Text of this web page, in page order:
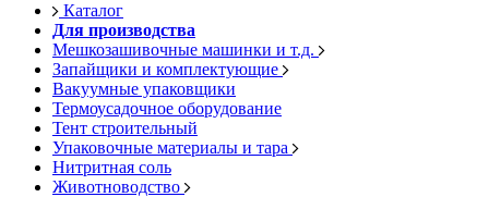
Каталог
Для производства
Мешкозашивочные машинки и т.д.
Запайщики и комплектующие
Вакуумные упаковщики
Термоусадочное оборудование
Тент строительный
Упаковочные материалы и тара
Нитритная соль
Животноводство